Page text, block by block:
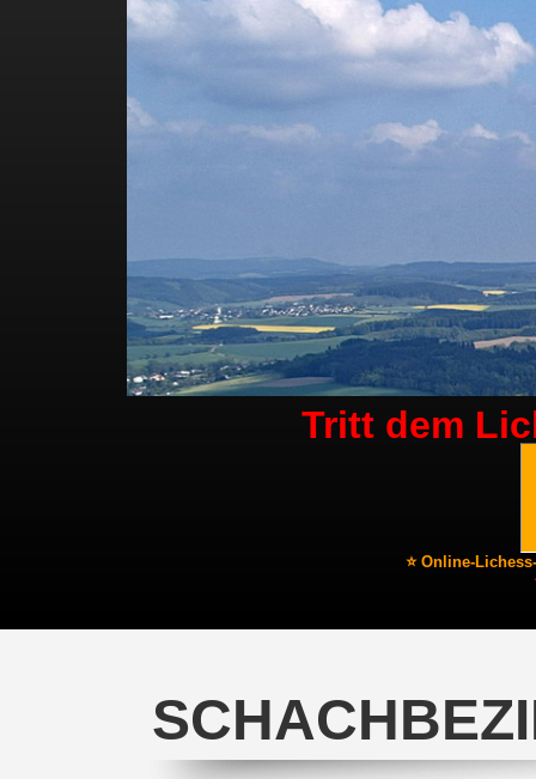
Tritt dem
⭐ Online-